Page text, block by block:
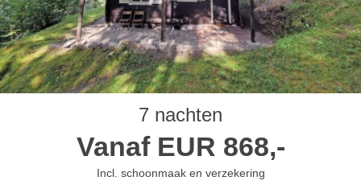
7 nachten
Vanaf EUR 868,-
Incl. schoonmaak en verzekering